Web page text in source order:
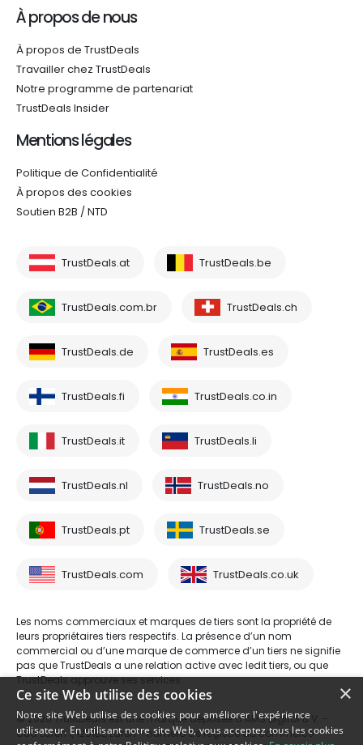
À propos de nous
À propos de TrustDeals
Travailler chez TrustDeals
Notre programme de partenariat
TrustDeals Insider
Mentions légales
Politique de Confidentialité
À propos des cookies
Soutien B2B / NTD
TrustDeals.at TrustDeals.be
TrustDeals.com.br TrustDeals.ch
TrustDeals.de TrustDeals.es
TrustDeals.fi TrustDeals.co.in
TrustDeals.it TrustDeals.li
TrustDeals.nl TrustDeals.no
TrustDeals.pt TrustDeals.se
TrustDeals.com TrustDeals.co.uk
Les noms commerciaux et marques de tiers sont la propriété de
leurs propriétaires tiers respectifs. La présence d’un nom
commercial ou d’une marque de commerce d’un tiers ne signifie
pas que TrustDeals a une relation active avec ledit tiers, ou que
TrustDeals approuve ses services.
© 2026 TrustDeals est une marque déposée d’AMS Digital B.V. -
Oud Laren 1, 1251BL, Laren - numéro de registre du commerce
×
Ce site Web utilise des cookies
Notre site Web utilise des cookies pour améliorer l'expérience
utilisateur. En utilisant notre site Web, vous acceptez tous les cookies